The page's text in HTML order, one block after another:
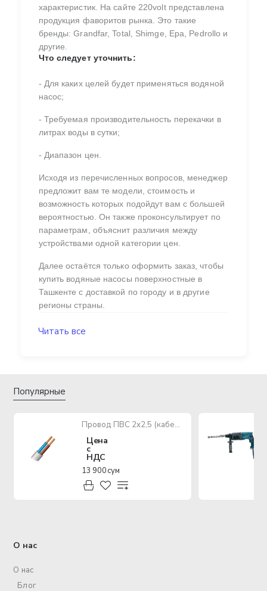
характеристик. На сайте 220volt представлена
продукция фаворитов рынка. Это такие
бренды: Grandfar, Total, Shimge, Epa, Pedrollo и
другие.
Что следует уточнить:
- Для каких целей будет применяться водяной
насос;
- Требуемая производительность перекачки в
литрах воды в сутки;
- Диапазон цен.
Исходя из перечисленных вопросов, менеджер
предложит вам те модели, стоимость и
возможность которых подойдут вам с большей
вероятностью. Он также проконсультирует по
параметрам, объяснит различия между
устройствами одной категории цен.
Далее остаётся только оформить заказ, чтобы
купить водяные насосы поверхностные в
Ташкенте с доставкой по городу и в другие
регионы страны.
Читать все
Популярные
Провод ПВС 2х2,5 (кабель медный многожильный)
Цена
с
НДС
13 900 сум
О нас
О нас
Блог